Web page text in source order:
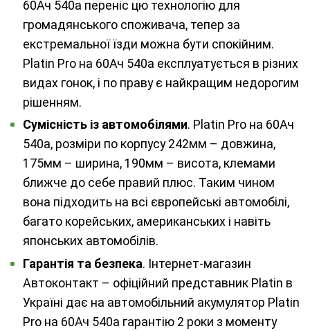
60Ач 540а переніс цю технологію для
громадянського споживача, тепер за
екстремальної їзди можна бути спокійним.
Platin Pro на 60Ач 540а експлуатується в різних
видах гонок, і по праву є найкращим недорогим
рішенням.
Сумісність із автомобілями. Platin Pro на 60Ач
540а, розміри по корпусу 242мм – довжина,
175мм – ширина, 190мм – висота, клемами
ближче до себе правий плюс. Таким чином
вона підходить на всі європейські автомобілі,
багато корейських, американських і навіть
японських автомобілів.
Гарантія та безпека. Інтернет-магазин
Автоконтакт – офіційний представник Platin в
Україні дає на автомобільний акумулятор Platin
Pro на 60Ач 540а гарантію 2 роки з моменту